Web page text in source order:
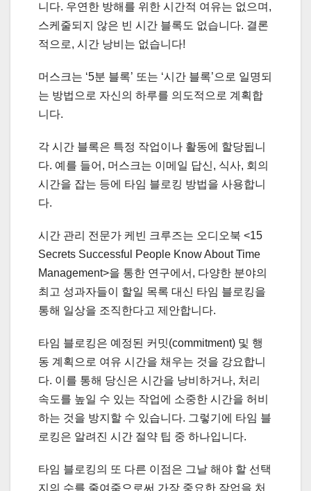
니다. 우연한 방해를 위한 시간적 여유는 없으며,
스케줄되지 않은 빈 시간 블록도 없습니다. 결론
적으로, 시간 낭비는 없습니다!
머스크는 ‘5분 블록’ 또는 ‘시간 블록’으로 일명되
는 방법으로 자신의 하루를 의도적으로 계획합
니다.
각 시간 블록은 특정 작업이나 활동에 할당됩니
다. 예를 들어, 머스크는 이메일 답신, 식사, 회의
시간을 잡는 등에 타임 블로킹 방법을 사용합니
다.
시간 관리 전문가 케빈 크루즈는 오디오북 <15
Secrets Successful People Know About Time
Management>을 통한 연구에서, 다양한 분야의
최고 성과자들이 할일 목록 대신 타임 블로킹을
통해 일상을 조직한다고 제안합니다.
타임 블로킹은 예정된 커밋(commitment) 및 행
동 계획으로 여유 시간을 채우는 것을 강요합니
다. 이를 통해 당신은 시간을 낭비하거나, 처리
속도를 높일 수 있는 작업에 소중한 시간을 허비
하는 것을 방지할 수 있습니다. 그렇기에 타임 블
로킹은 알려진 시간 절약 팁 중 하나입니다.
타임 블로킹의 또 다른 이점은 그날 해야 할 선택
지의 수를 줄여줌으로써 가장 중요한 작업을 처